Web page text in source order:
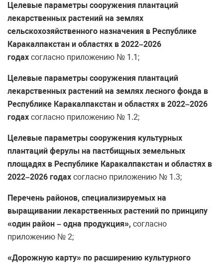
Целевые параметры сооружения плантаций
лекарственных растений на землях
сельскохозяйственного назначения в Республике
Каракалпакстан и областях в 2022–2026
годах согласно приложению № 1.1;
Целевые параметры сооружения плантаций
лекарственных растений на землях лесного фонда в
Республике Каракалпакстан и областях в 2022–2026
годах согласно приложению № 1.2;
Целевые параметры сооружения культурных
плантаций ферулы на пастбищных земельных
площадях в Республике Каракалпакстан и областях в
2022–2026 годах согласно приложению № 1.3;
Перечень районов, специализируемых на
выращивании лекарственных растений по принципу
«один район – одна продукция», согласно
приложению № 2;
«Дорожную карту» по расширению культурного